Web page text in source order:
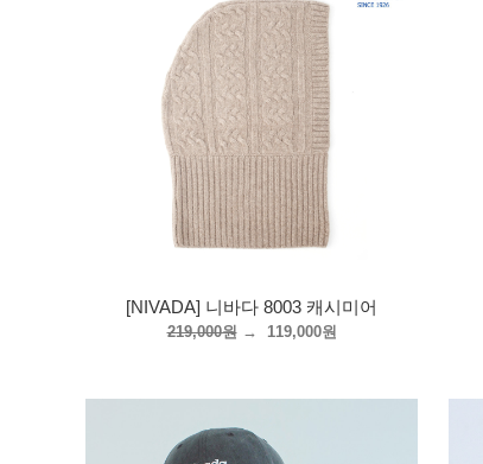
[NIVADA] 니바다 8003 캐시미어
219,000원→ 119,000원